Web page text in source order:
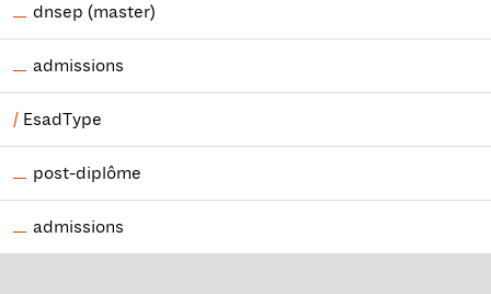
dnsep (master)
admissions
EsadType
post-diplôme
admissions